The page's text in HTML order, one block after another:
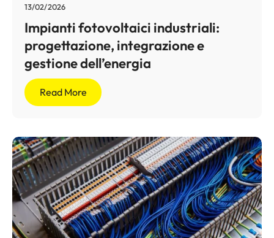
13/02/2026
Impianti fotovoltaici industriali:
progettazione, integrazione e
gestione dell’energia
Read More